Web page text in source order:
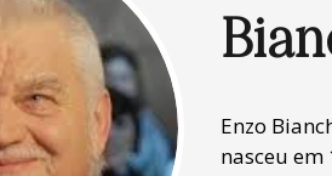
Enzo
nasceu em